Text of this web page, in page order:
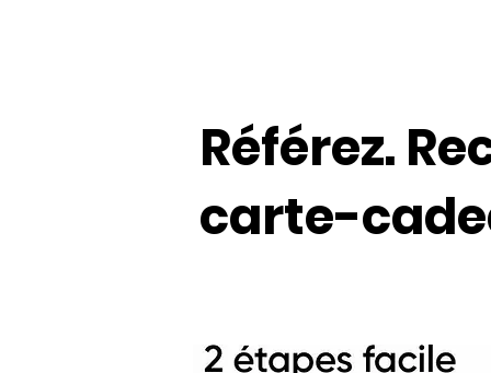
Référez.
carte-